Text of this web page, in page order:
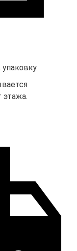
этажа.